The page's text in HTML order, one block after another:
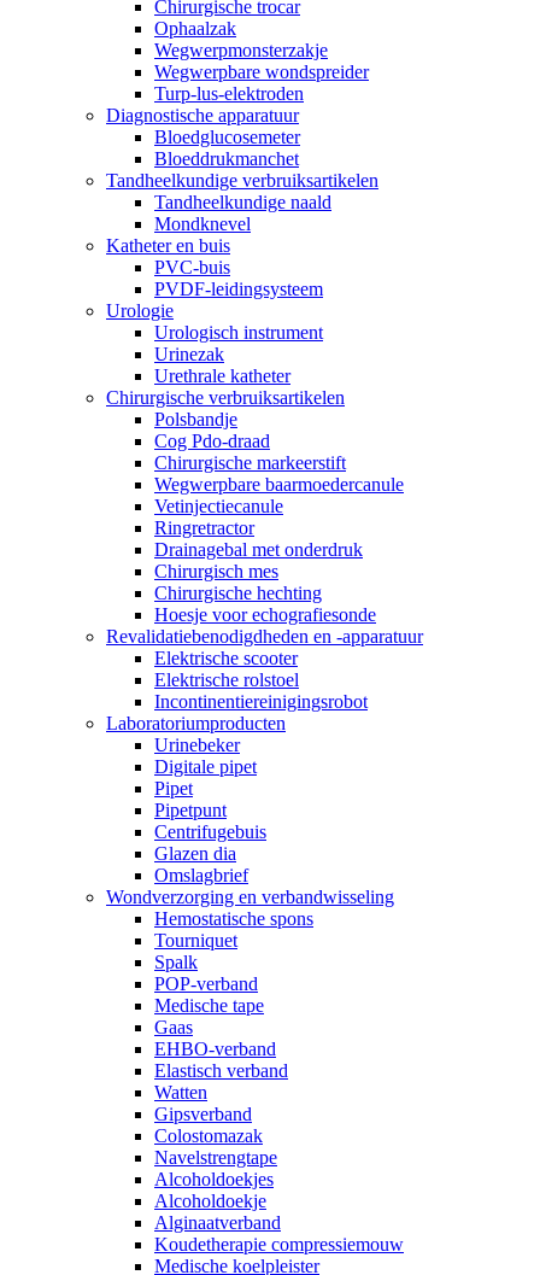
Chirurgische trocar
Ophaalzak
Wegwerpmonsterzakje
Wegwerpbare wondspreider
Turp-lus-elektroden
Diagnostische apparatuur
Bloedglucosemeter
Bloeddrukmanchet
Tandheelkundige verbruiksartikelen
Tandheelkundige naald
Mondknevel
Katheter en buis
PVC-buis
PVDF-leidingsysteem
Urologie
Urologisch instrument
Urinezak
Urethrale katheter
Chirurgische verbruiksartikelen
Polsbandje
Cog Pdo-draad
Chirurgische markeerstift
Wegwerpbare baarmoedercanule
Vetinjectiecanule
Ringretractor
Drainagebal met onderdruk
Chirurgisch mes
Chirurgische hechting
Hoesje voor echografiesonde
Revalidatiebenodigdheden en -apparatuur
Elektrische scooter
Elektrische rolstoel
Incontinentiereinigingsrobot
Laboratoriumproducten
Urinebeker
Digitale pipet
Pipet
Pipetpunt
Centrifugebuis
Glazen dia
Omslagbrief
Wondverzorging en verbandwisseling
Hemostatische spons
Tourniquet
Spalk
POP-verband
Medische tape
Gaas
EHBO-verband
Elastisch verband
Watten
Gipsverband
Colostomazak
Navelstrengtape
Alcoholdoekjes
Alcoholdoekje
Alginaatverband
Koudetherapie compressiemouw
Medische koelpleister